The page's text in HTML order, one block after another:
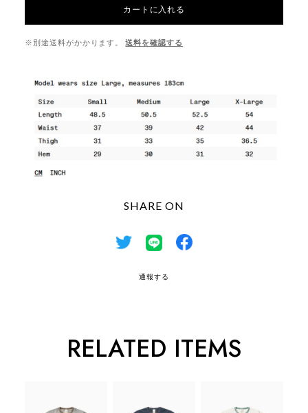
カートに入れる
※別途送料がかかります。 送料を確認する
SHARE ON
通報する
RELATED ITEMS